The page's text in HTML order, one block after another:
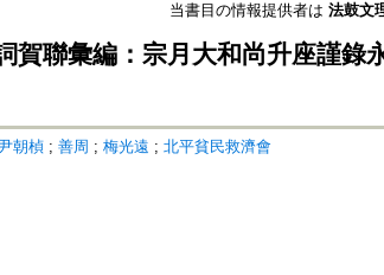
当書目の情報提供者は 法鼓文
賀聯彙編：宗月大和尚升座謹錄
朝楨; 善周 ; 梅光遠 ; 北平貧民救濟會